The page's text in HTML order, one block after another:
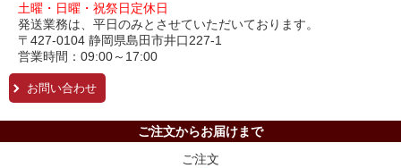
土曜・日曜・祝祭日定休日
発送業務は、平日のみとさせていただいております。
〒427-0104 静岡県島田市井口227-1
営業時間：09:00～17:00
お問い合わせ
ご注文からお届けまで
ご注文